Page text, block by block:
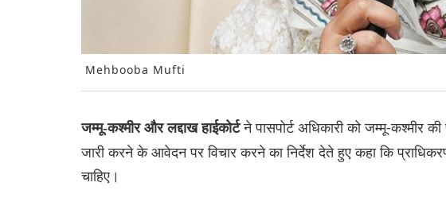
Mehbooba Mufti
जम्मू-कश्मीर और लद्दाख हाईकोर्टने पासपोर्ट अधिकारी को जम्मू-कश्मीर
जारी करने के आवेदन पर विचार करने का निर्देश देते हुए कहा कि
चाहिए।